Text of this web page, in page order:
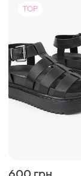
масивній підошві
TOP